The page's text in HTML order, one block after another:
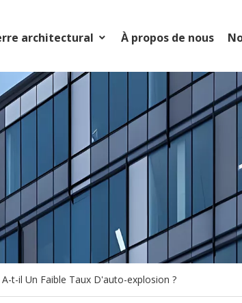
architectural À propos de nous
t-il Un Faible Taux D'auto-explosion ?